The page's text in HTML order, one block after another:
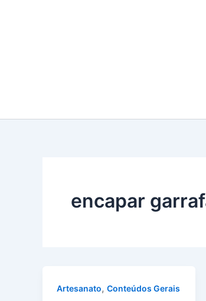
encapar
Artesanato, Conteúdos Gerais